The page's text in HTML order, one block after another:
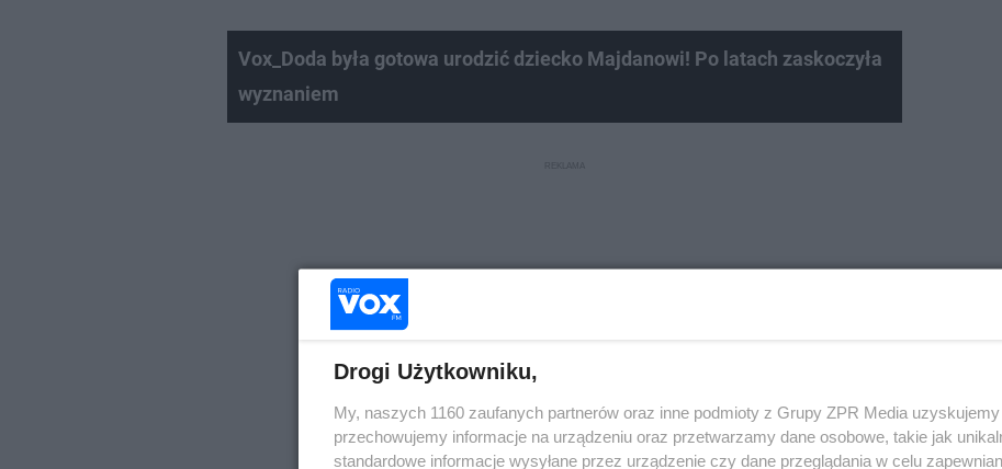
Vox_Doda była gotowa urodzić dziecko Majdanowi! Po latach zaskoczyła
wyznaniem
Drogi Użytkowniku,
My, naszych 1160 zaufanych partnerów oraz inne podmioty z Grupy ZPR Media
przechowujemy informacje na urządzeniu oraz przetwarzamy dane osobowe, takie jak
standardowe informacje wysyłane przez urządzenie czy dane przeglądania w celu